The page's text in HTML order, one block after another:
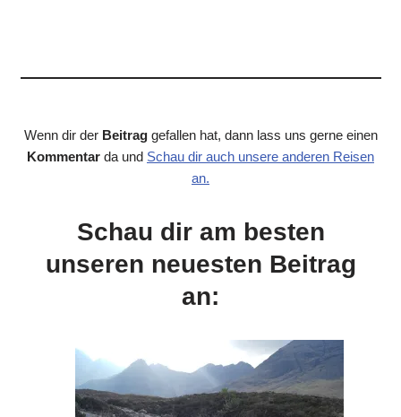
Wenn dir der Beitrag gefallen hat, dann lass uns gerne einen
Kommentar da und Schau dir auch unsere anderen Reisen
an.
Schau dir am besten
unseren neuesten Beitrag
an: